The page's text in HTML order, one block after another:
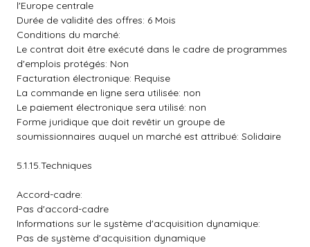
l'Europe centrale
Durée de validité des offres: 6 Mois
Conditions du marché:
Le contrat doit être exécuté dans le cadre de programmes
d'emplois protégés: Non
Facturation électronique: Requise
La commande en ligne sera utilisée: non
Le paiement électronique sera utilisé: non
Forme juridique que doit revêtir un groupe de
soumissionnaires auquel un marché est attribué: Solidaire
5.1.15.Techniques
Accord-cadre:
Pas d'accord-cadre
Informations sur le système d'acquisition dynamique:
Pas de système d'acquisition dynamique